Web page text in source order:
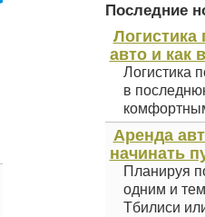
Последние
Логистика
авто и как
Логистика
в
Аренда
начинать
Планируя
одним и
Тбилиси